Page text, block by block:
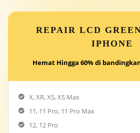
REPAIR LCD
IPHONE
Hemat Hingga 60% di
X, XR, XS, XS Max
11, 11 Pro, 11 Pro Max
12, 12 Pro